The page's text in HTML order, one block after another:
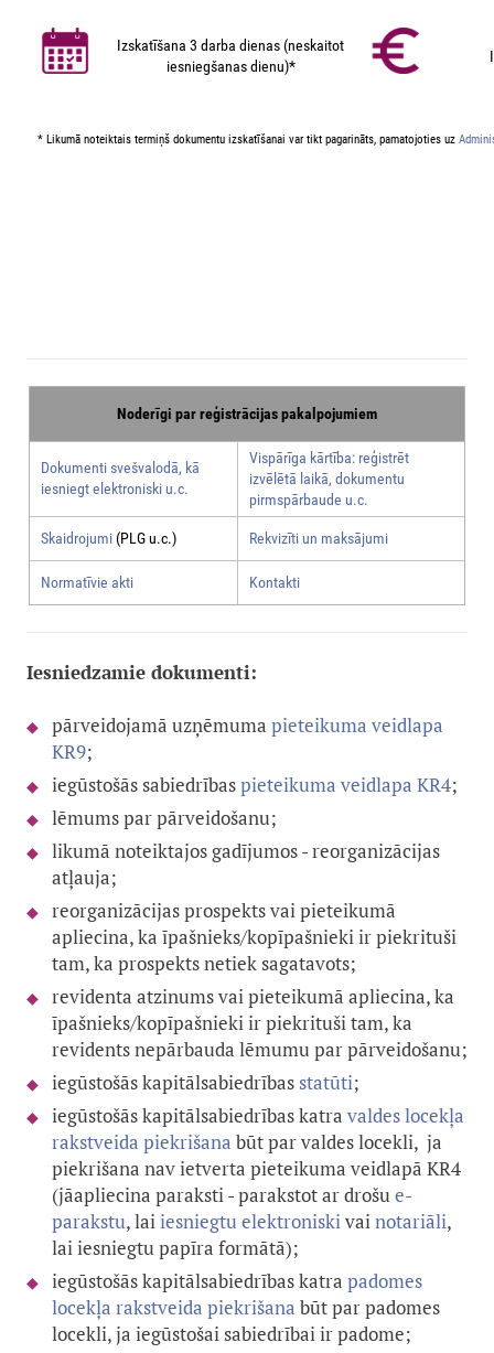
Izskatīšana 3 darba dienas (neskaitot
iesniegšanas dienu)*
* Likumā noteiktais termiņš dokumentu izskatīšanai var tikt pagarināts, pamatojoties uz
Noderīgi par reģistrācijas pakalpojumiem
Dokumenti svešvalodā, kā
iesniegt elektroniski u.c.
Vispārīga kārtība: reģistrēt
izvēlētā laikā, dokumentu
pirmspārbaude u.c.
Skaidrojumi(PLG u.c.) Rekvizīti un maksājumi
Normatīvie akti Kontakti
Iesniedzamie dokumenti:
pārveidojamā uzņēmuma pieteikuma veidlapa
KR9;
iegūstošās sabiedrībaspieteikuma veidlapa KR4;
lēmums par pārveidošanu;
likumā noteiktajos gadījumos - reorganizācijas
atļauja;
reorganizācijas prospekts vai pieteikumā
apliecina, ka īpašnieks/kopīpašnieki ir piekrituši
tam, ka prospekts netiek sagatavots;
revidenta atzinums vai pieteikumā apliecina, ka
īpašnieks/kopīpašnieki ir piekrituši tam, ka
revidents nepārbauda lēmumu par pārveidošanu;
iegūstošās kapitālsabiedrības statūti;
iegūstošās kapitālsabiedrības katra valdes locekļa
rakstveida piekrišana būt par valdes locekli, ja
piekrišana nav ietverta pieteikuma veidlapā KR4
(jāapliecina paraksti - parakstot ar drošue-
parakstu, laiiesniegtu elektroniskivainotariāli,
lai iesniegtu papīra formātā);
iegūstošās kapitālsabiedrības katra padomes
locekļa rakstveida piekrišana būt par padomes
locekli, ja iegūstošai sabiedrībai ir padome;